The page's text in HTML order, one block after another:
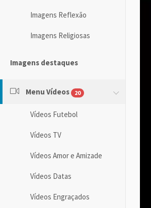
Imagens Reflexão
Imagens Religiosas
Imagens destaques
Menu Vídeos 20
Vídeos Futebol
Vídeos TV
Vídeos Amor e Amizade
Vídeos Datas
Vídeos Engraçados